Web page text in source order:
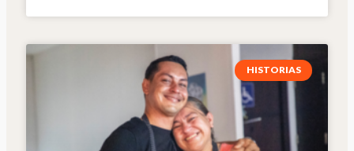
HISTORIAS